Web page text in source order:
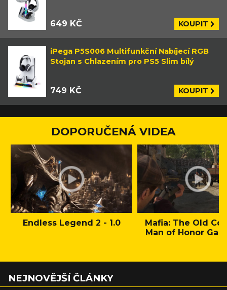
649 KČ KOUPIT
iPega P5S006 Multifunkční Nabíjecí RGB
Stojan s Chlazením pro PS5 Slim bílý
749 KČ KOUPIT
DOPORUČENÁ VIDEA
Endless Legend 2 - 1.0
Mafia: The Old
Man of Honor
NEJNOVĚJŠÍ ČLÁNKY